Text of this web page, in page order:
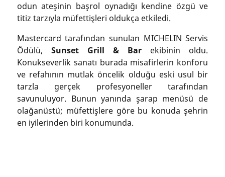
odun ateşinin başrol oynadığı kendine özgü ve
titiz tarzıyla müfettişleri oldukça etkiledi.
Mastercard tarafından sunulan MICHELIN Servis
Ödülü, Sunset Grill & Bar ekibinin oldu.
Konukseverlik sanatı burada misafirlerin konforu
ve refahının mutlak öncelik olduğu eski usul bir
tarzla gerçek profesyoneller tarafından
savunuluyor. Bunun yanında şarap menüsü de
olağanüstü; müfettişlere göre bu konuda şehrin
en iyilerinden biri konumunda.